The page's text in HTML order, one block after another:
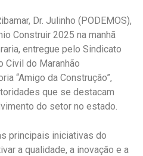
Dr. Julinho (PODEMOS),
Construir 2025 na manhã
entregue pelo Sindicato
Civil do Maranhão
“Amigo da Construção”,
que se destacam
do setor no estado.
principais iniciativas do
a qualidade, a inovação e a